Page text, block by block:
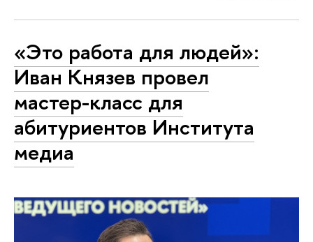
«Это работа для людей»:
Иван Князев провел
мастер-класс для
абитуриентов Института
медиа